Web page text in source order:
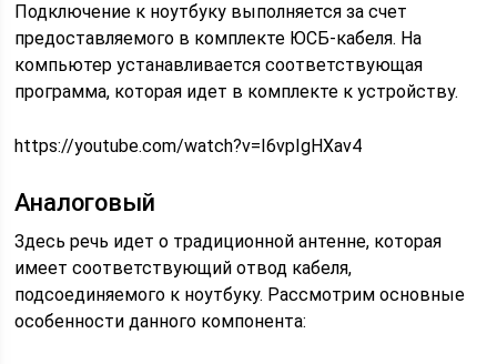
Подключение к ноутбуку выполняется за счет
предоставляемого в комплекте ЮСБ-кабеля. На
компьютер устанавливается соответствующая
программа, которая идет в комплекте к устройству.
https://youtube.com/watch?v=I6vpIgHXav4
Аналоговый
Здесь речь идет о традиционной антенне, которая
имеет соответствующий отвод кабеля,
подсоединяемого к ноутбуку. Рассмотрим основные
особенности данного компонента: